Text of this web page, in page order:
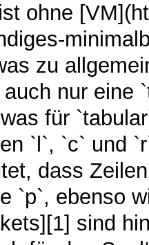
ohne
zu
nur eine
für
`l`, `c` und
dass
`p`, ebenso
sind